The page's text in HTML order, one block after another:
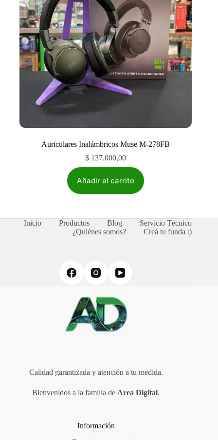
Auriculares Inalámbricos Muse M-278FB
$ 137.000,00
Añadir al carrito
Inicio Productos Blog
Servicio Técnico
¿Quiénes somos?
Creá tu funda :)
Calidad garantizada y atención a tu medida.
Bienvenidos a la familia de Area Digital.
Información